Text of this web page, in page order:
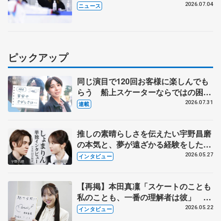
ニュース 2026.07.04
ピックアップ
同じ演目で120回お客様に楽しんでも
らう 船上スケーターならではの困難
とは 影響あったPIW前キャプテン松
連載 2026.07.31
推しの素晴らしさを伝えたい宇野昌磨
の本気と、夢が遠ざかる経験をした本
田真凜の覚悟
インタビュー 2026.05.27
【再掲】本田真凜「スケートのことも
私のことも、一番の理解者は彼」 引
退時の単独インタビューで語った競技
インタビュー 2026.05.22